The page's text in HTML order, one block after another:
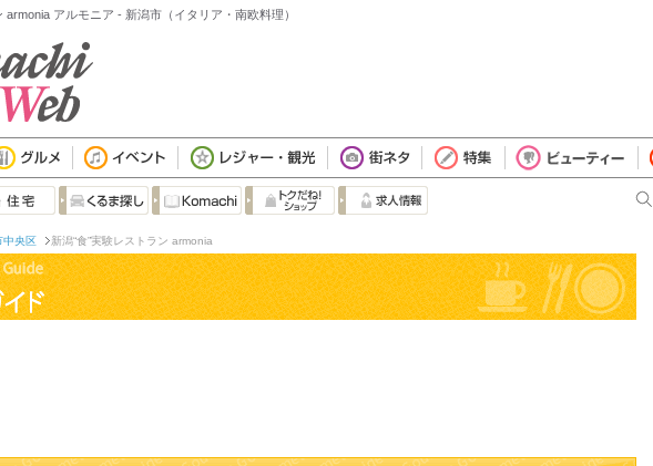
armonia アルモニア - 新潟市（イタリア・南欧料理）
中央区 新潟“食”実験レストラン armonia